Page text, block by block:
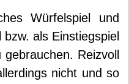
Würfelspiel und
als Einstiegspiel
Reizvoll
nicht und so